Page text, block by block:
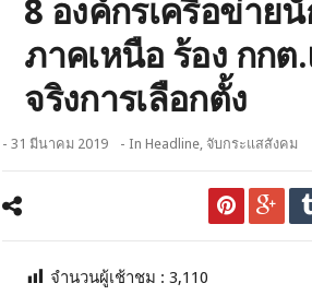
8 องค์กรเครือข่าย
ภาคเหนือ ร้อง กกต
จริงการเลือกตั้ง
- 31 มีนาคม 2019 - InHeadline, จับกระแสสังคม
จำนวนผู้เช้าชม :3,110